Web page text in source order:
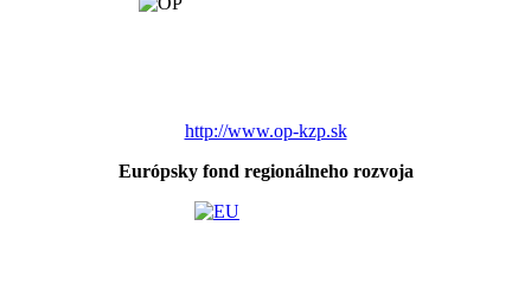
http://www.op-kzp.sk
Európsky fond regionálneho rozvoja